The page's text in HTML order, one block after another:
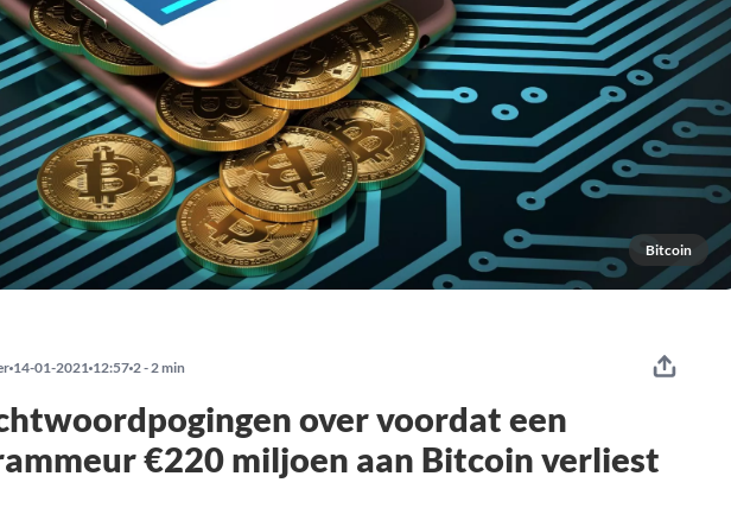
Bitcoin
14-01-2021 12:57 2 - 2 min
over voordat een
€220 miljoen aan Bitcoin verliest